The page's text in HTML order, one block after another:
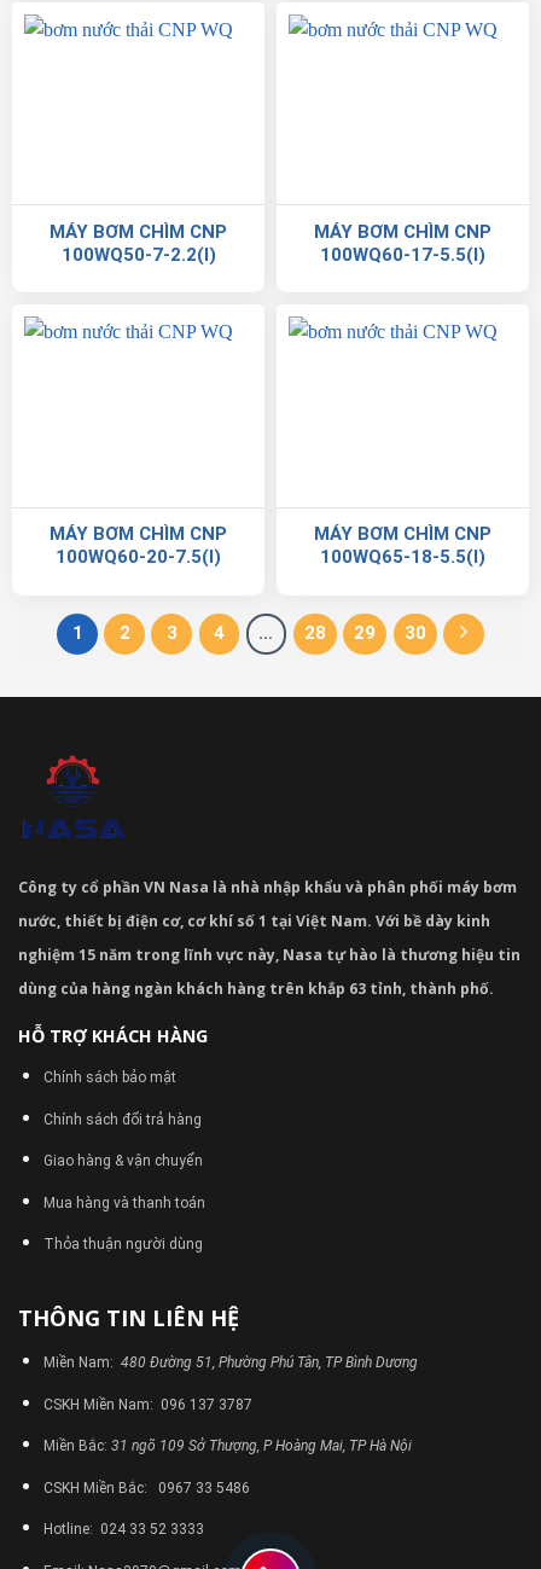
MÁY BƠM CHÌM CNP
100WQ50-7-2.2(I)
MÁY BƠM CHÌM CNP
100WQ60-17-5.5(I)
MÁY BƠM CHÌM CNP
100WQ60-20-7.5(I)
MÁY BƠM CHÌM CNP
100WQ65-18-5.5(I)
1 2 3 4 … 28 29 30
Công ty cổ phần VN Nasa là nhà nhập khẩu và phân phối máy bơm
nước, thiết bị điện cơ, cơ khí số 1 tại Việt Nam. Với bề dày kinh
nghiệm 15 năm trong lĩnh vực này, Nasa tự hào là thương hiệu tin
dùng của hàng ngàn khách hàng trên khắp 63 tỉnh, thành phố.
HỖ TRỢ KHÁCH HÀNG
Chính sách bảo mật
Chính sách đổi trả hàng
Giao hàng & vận chuyển
Mua hàng và thanh toán
Thỏa thuận người dùng
THÔNG TIN LIÊN HỆ
Miền Nam: 480 Đường 51, Phường Phú Tân, TP Bình Dương
CSKH Miền Nam: 096 137 3787
Miền Bắc: 31 ngõ 109 Sở Thượng, P Hoàng Mai, TP Hà Nội
CSKH Miền Bắc: 0967 33 5486
Hotline: 024 33 52 3333